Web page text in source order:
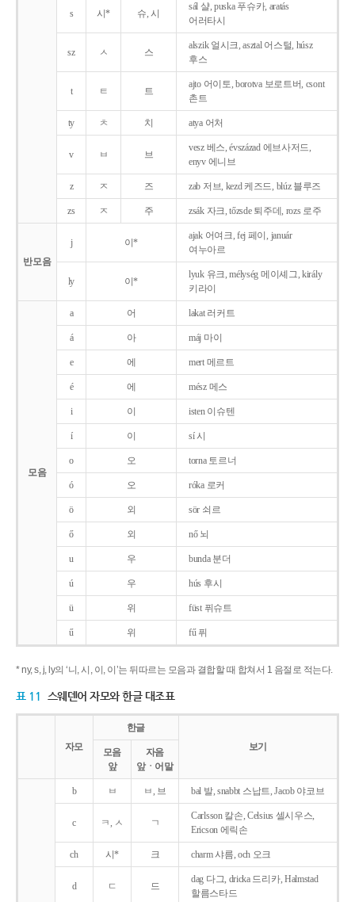
s 시* 슈, 시
sál 샬, puska 푸슈카, aratás
어러타시
sz ㅅ 스
alszik 얼시크, asztal 어스털, húsz
후스
t ㅌ 트
ajto 어이토, borotva 보로트버, csont
촌트
ty ㅊ 치 atya 어처
v ㅂ 브
vesz 베스, évszázad 에브사저드,
enyv 에니브
z ㅈ 즈 zab 저브, kezd 케즈드, blúz 블루즈
zs ㅈ 주 zsák 자크, tőzsde 퇴주데, rozs 로주
반모음
j 이*
ajak 어여크, fej 페이, január
여누아르
ly 이*
lyuk 유크, mélység 메이셰그, király
키라이
모음
a 어 lakat 러커트
á 아 máj 마이
e 에 mert 메르트
é 에 mész 메스
i 이 isten 이슈텐
í 이 sí 시
o 오 torna 토르너
ó 오 róka 로커
ö 외 sör 쇠르
ő 외 nő 뇌
u 우 bunda 분더
ú 우 hús 후시
ü 위 füst 퓌슈트
ű 위 fű 퓌
* ny, s, j, ly의 ‘니, 시, 이, 이’는 뒤따르는 모음과 결합할 때 합쳐서 1 음절로 적는다.
표 11 스웨덴어 자모와 한글 대조표
자모
한글
보기
모음
앞
자음
앞ㆍ어말
b ㅂ ㅂ, 브 bal 발, snabbt 스납트, Jacob 야코브
c ㅋ, ㅅ ㄱ
Carlsson 칼손, Celsius 셀시우스,
Ericson 에릭손
ch 시* 크 charm 샤름, och 오크
d ㄷ 드
dag 다그, dricka 드리카, Halmstad
할름스타드